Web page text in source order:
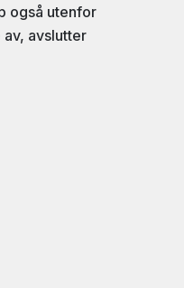
også utenfor
avslutter